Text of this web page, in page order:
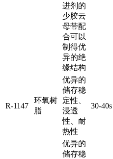
进剂的
少胶云
母带配
合可以
制得优
异的绝
缘结构
R-1147
环氧树
脂
优异的
储存稳
定性、
浸透
性、耐
热性
30-40s
优异的
储存稳